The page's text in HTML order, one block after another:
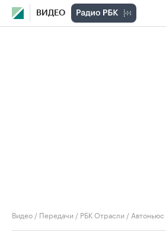
ВИДЕО
Видео / Передачи / РБК Отрасли / Автоньюс